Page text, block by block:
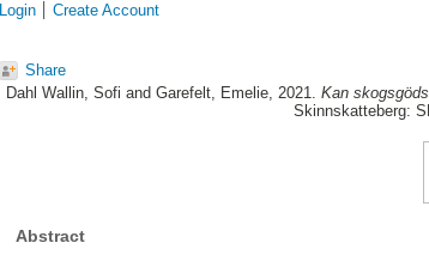
Login Create Account
Share
Dahl Wallin, Sofi and Garefelt, Emelie, 2021. Kan
Skinnskatteberg:
Abstract